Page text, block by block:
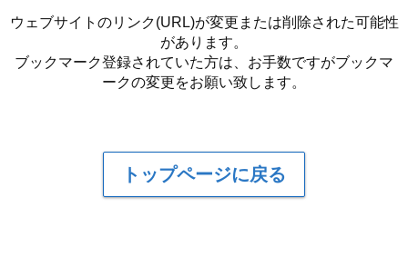
ウェブサイトのリンク(URL)が変更または削除された可能性
があります。
ブックマーク登録されていた方は、お手数ですがブックマ
ークの変更をお願い致します。
トップページに戻る